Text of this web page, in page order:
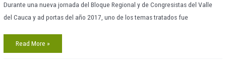
Durante una nueva jornada del Bloque Regional y de Congresistas del Valle
del Cauca y ad portas del año 2017, uno de los temas tratados fue
Read More »